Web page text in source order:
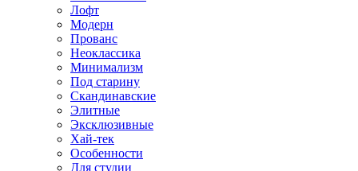
Лофт
Модерн
Прованс
Неоклассика
Минимализм
Под старину
Скандинавские
Элитные
Эксклюзивные
Хай-тек
Особенности
Для студии